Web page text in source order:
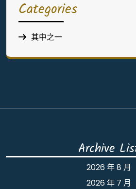
Categories
其中之一
Archive
2026 年 8 月
2026 年 7 月